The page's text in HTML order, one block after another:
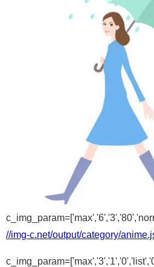
//img-c.net/output/category/